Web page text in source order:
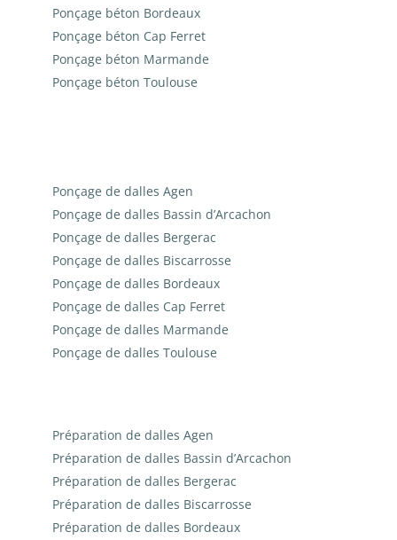
Ponçage béton Bordeaux
Ponçage béton Cap Ferret
Ponçage béton Marmande
Ponçage béton Toulouse
Ponçage de dalles Agen
Ponçage de dalles Bassin d’Arcachon
Ponçage de dalles Bergerac
Ponçage de dalles Biscarrosse
Ponçage de dalles Bordeaux
Ponçage de dalles Cap Ferret
Ponçage de dalles Marmande
Ponçage de dalles Toulouse
Préparation de dalles Agen
Préparation de dalles Bassin d’Arcachon
Préparation de dalles Bergerac
Préparation de dalles Biscarrosse
Préparation de dalles Bordeaux